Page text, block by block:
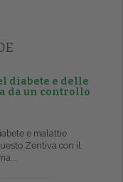
diabete e delle
da un controllo
e malattie
Zentiva con il